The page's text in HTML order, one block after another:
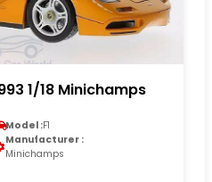
1/18 Minichamps
Model :F1
Manufacturer :
Minichamps